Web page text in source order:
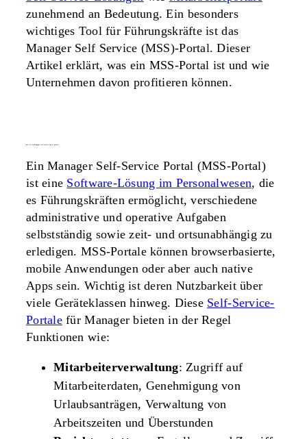
zunehmend an Bedeutung. Ein besonders
wichtiges Tool für Führungskräfte ist das
Manager Self Service (MSS)-Portal. Dieser
Artikel erklärt, was ein MSS-Portal ist und wie
Unternehmen davon profitieren können.
Ein Manager Self-Service Portal (MSS-Portal)
ist eine Software-Lösung im Personalwesen, die
es Führungskräften ermöglicht, verschiedene
administrative und operative Aufgaben
selbstständig sowie zeit- und ortsunabhängig zu
erledigen. MSS-Portale können browserbasierte,
mobile Anwendungen oder aber auch native
Apps sein. Wichtig ist deren Nutzbarkeit über
viele Geräteklassen hinweg. Diese Self-Service-
Portalefür Manager bieten in der Regel
Funktionen wie:
Mitarbeiterverwaltung: Zugriff auf
Mitarbeiterdaten, Genehmigung von
Urlaubsanträgen, Verwaltung von
Arbeitszeiten und Überstunden